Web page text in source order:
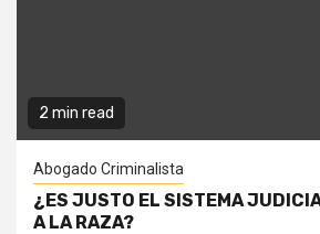
2 min read
Abogado Criminalista
¿ES JUSTO EL SISTEMA
A LA RAZA?